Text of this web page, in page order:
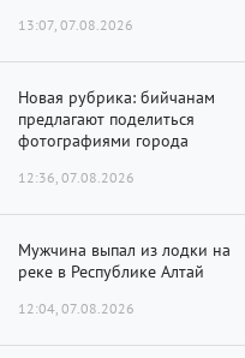
13:07, 07.08.2026
Новая рубрика: бийчанам
предлагают поделиться
фотографиями города
12:36, 07.08.2026
Мужчина выпал из лодки на
реке в Республике Алтай
12:04, 07.08.2026